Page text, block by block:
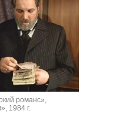
романс»,
1984 г.